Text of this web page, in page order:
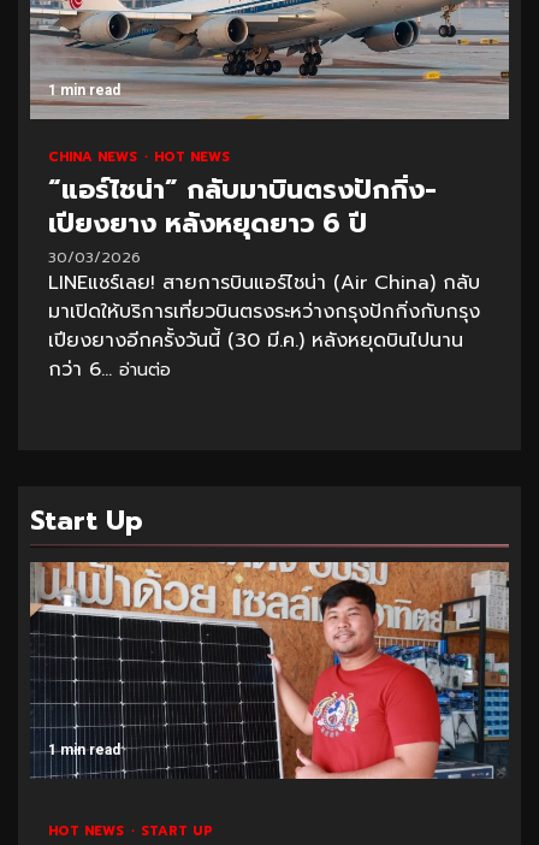
1 min read
CHINA NEWS HOT NEWS
“แอร์ไชน่า” กลับมาบินตรงปักกิ่ง-
เปียงยาง หลังหยุดยาว 6 ปี
30/03/2026
LINEแชร์เลย! สายการบินแอร์ไชน่า (Air China) กลับ
มาเปิดให้บริการเที่ยวบินตรงระหว่างกรุงปักกิ่งกับกรุง
เปียงยางอีกครั้งวันนี้ (30 มี.ค.) หลังหยุดบินไปนาน
กว่า 6... อ่านต่อ
Start Up
1 min read
HOT NEWS START UP